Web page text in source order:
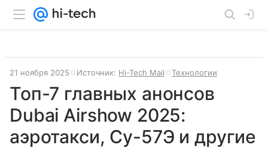
21 ноября 2025 Источник: Hi-Tech Mail Технологии
Топ-7 главных анонсов
Dubai Airshow 2025:
аэротакси, Су-57Э и другие